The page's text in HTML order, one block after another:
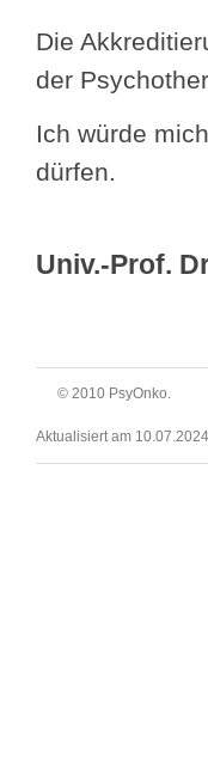
Die
der
Ich würde
dürfen.
Univ.-Prof.
© 2010 PsyOnko.
Aktualisiert am 10.07.2024